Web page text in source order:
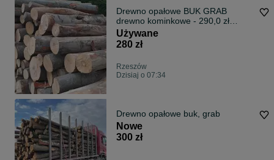
Drewno opałowe BUK GRAB
drewno kominkowe - 290,0 zł
.BŁYSKAWICZNA REALIZACJA
zamówień !!
Używane
280 zł
Rzeszów
Dzisiaj o 07:34
Drewno opałowe buk, grab
Nowe
300 zł